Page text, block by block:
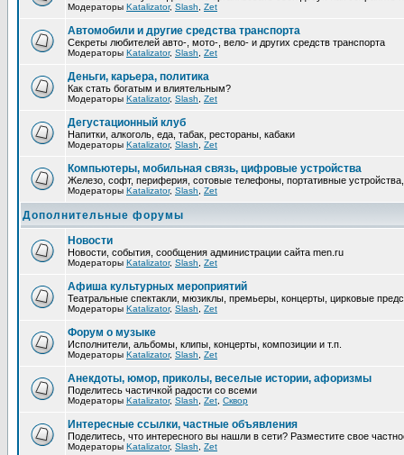
Модераторы Katalizator, Slash Zet
Автомобили и другие средства транспорта
Секреты любителей авто-, мото-, вело- и других средств транспорта
Модераторы Katalizator, Slash Zet
Деньги, карьера, политика
Как стать богатым и влиятельным?
Модераторы Katalizator, Slash Zet
Дегустационный клуб
Напитки, алкоголь, еда, табак, рестораны, кабаки
Модераторы Katalizator, Slash Zet
Компьютеры, мобильная связь, цифровые устройства
Железо, софт, периферия, сотовые телефоны, портативные
Модераторы Katalizator, Slash Zet
Дополнительные форумы
Новости
Новости, события, сообщения администрации сайта men.ru
Модераторы Katalizator, Slash Zet
Афиша культурных мероприятий
Театральные спектакли, мюзиклы, премьеры, концерты, цирковые
Модераторы Katalizator, Slash Zet
Форум о музыке
Исполнители, альбомы, клипы, концерты, композиции и т.п.
Модераторы Katalizator, Slash Zet
Анекдоты, юмор, приколы, веселые истории, афоризмы
Поделитесь частичкой радости со всеми
Модераторы Katalizator, Slash Zet Сквор
Интересные ссылки, частные объявления
Поделитесь, что интересного вы нашли в сети? Разместите свое
Модераторы Katalizator, Slash Zet